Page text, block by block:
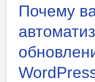
Почему